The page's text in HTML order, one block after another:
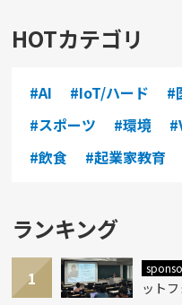
HOTカテゴリ
#AI #IoT/ハード #
#スポーツ
#環境
#飲食
#起業家教育
ランキング
1
ット